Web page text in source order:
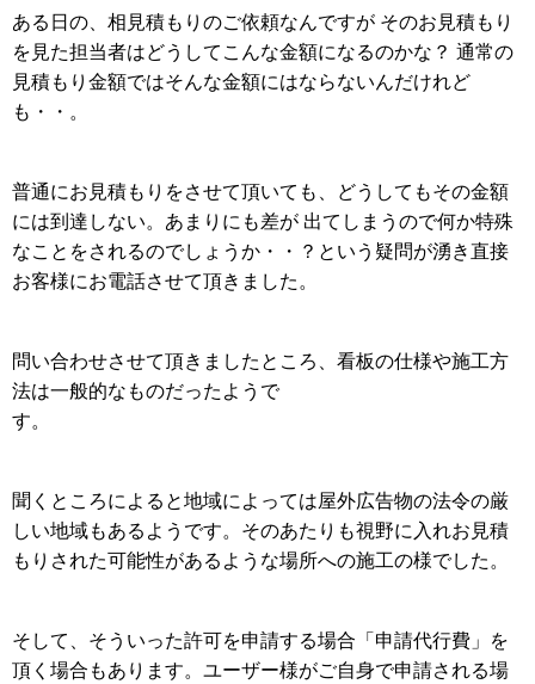
ある日の、相見積もりのご依頼なんですが そのお見積もり
を見た担当者はどうしてこんな金額になるのかな？ 通常の
見積もり金額ではそんな金額にはならないんだけれど
も・・。
普通にお見積もりをさせて頂いても、どうしてもその金額
には到達しない。あまりにも差が 出てしまうので何か特殊
なことをされるのでしょうか・・？という疑問が湧き直接
お客様にお電話させて頂きました。
問い合わせさせて頂きましたところ、看板の仕様や施工方
法は一般的なものだったようで
す。
聞くところによると地域によっては屋外広告物の法令の厳
しい地域もあるようです。そのあたりも視野に入れお見積
もりされた可能性があるような場所への施工の様でした。
そして、そういった許可を申請する場合「申請代行費」を
頂く場合もあります。ユーザー様がご自身で申請される場